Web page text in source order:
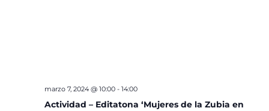
Actividad – Editatona ‘Mujeres de la Zubia en
marzo 7, 2024 @ 10:00- 14:00